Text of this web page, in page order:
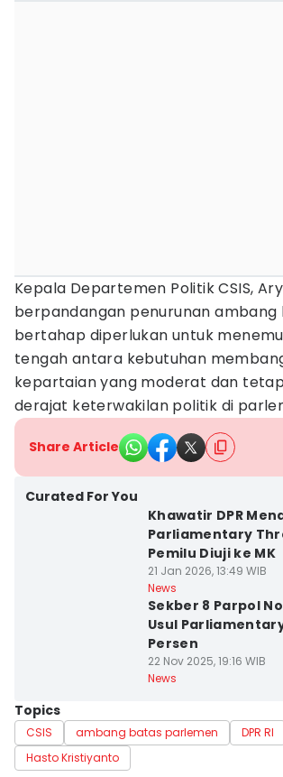
Kepala Departemen Politik CSIS,
berpandangan penurunan
bertahap diperlukan untuk
tengah antara kebutuhan
kepartaian yang moderat dan
derajat keterwakilan politik di
Share Article
Curated For You
Khawatir DPR
Parliamentary
Pemilu Diuji ke MK
21 Jan 2026, 13:49 WIB
News
Sekber 8 Parpol
Usul
Persen
22 Nov 2025, 19:16 WIB
News
Topics
CSIS ambang batas parlemen DPR RI
Hasto Kristiyanto